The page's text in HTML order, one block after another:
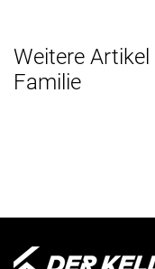
Weitere
Familie